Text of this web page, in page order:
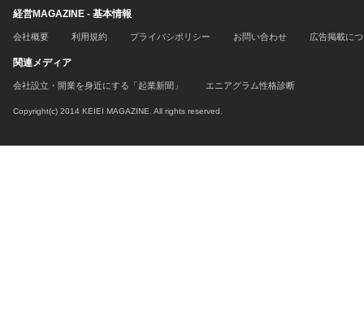
経営MAGAZINE - 基本情報
会社概要 利用規約 プライバシポリシー お問い合わせ 広告掲載に
関連メディア
会社設立・開業を身近にする「起業新聞」 エニアグラム性格診断
Copyright(c) 2014 KEIEI MAGAZINE. All rights reserved.